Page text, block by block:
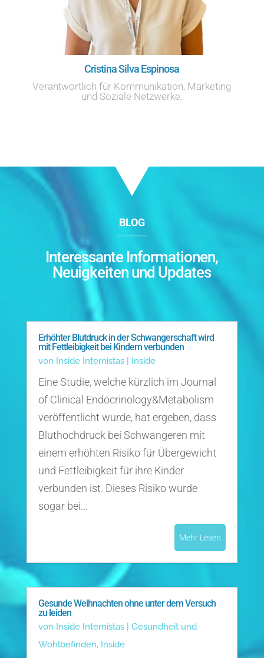
Cristina Silva Espinosa
Verantwortlich für Kommunikation, Marketing
und Soziale Netzwerke.
BLOG
Interessante Informationen,
Neuigkeiten und Updates
Erhöhter Blutdruck in der Schwangerschaft wird
mit Fettleibigkeit bei Kindern verbunden
von Inside Internistas| Inside
Eine Studie, welche kürzlich im Journal
of Clinical Endocrinology&Metabolism
veröffentlicht wurde, hat ergeben, dass
Bluthochdruck bei Schwangeren mit
einem erhöhten Risiko für Übergewicht
und Fettleibigkeit für ihre Kinder
verbunden ist. Dieses Risiko wurde
sogar bei...
Mehr Lesen
Gesunde Weihnachten ohne unter dem Versuch
zu leiden
von Inside Internistas| Gesundheit und
Wohlbefinden, Inside